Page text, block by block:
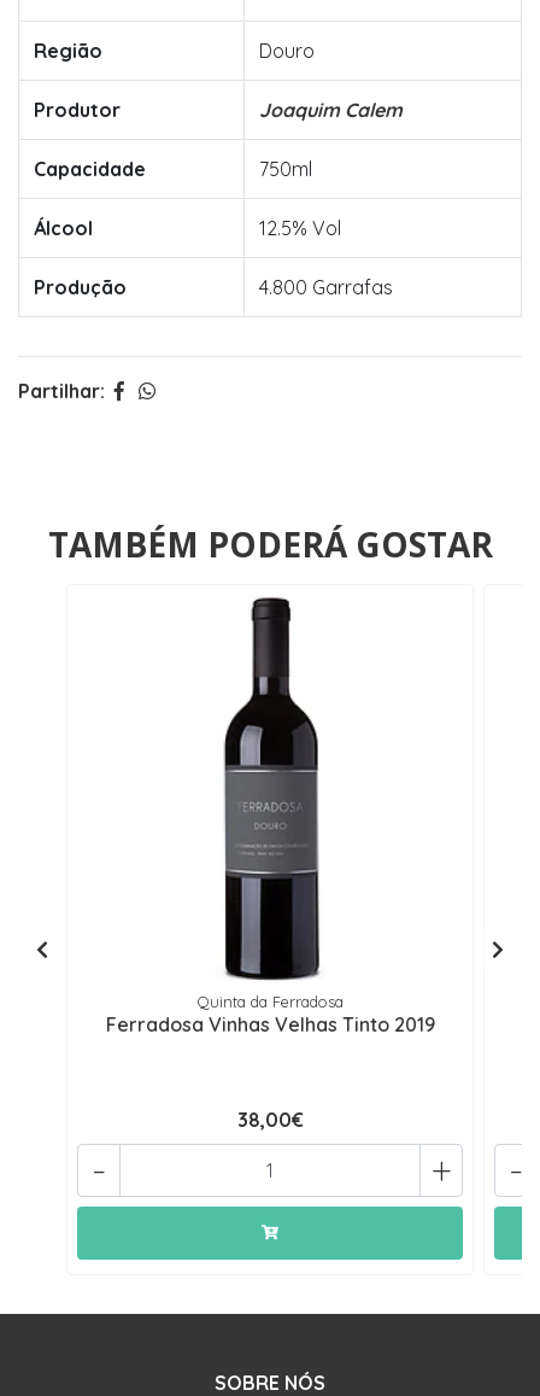
Região Douro
Produtor Joaquim Calem
Capacidade 750ml
Álcool 12.5% Vol
Produção 4.800 Garrafas
Partilhar:
TAMBÉM PODERÁ GOSTAR
Quinta da Ferradosa
Ferradosa Vinhas Velhas Tinto 2019
38,00€
+
- -
SOBRE NÓS